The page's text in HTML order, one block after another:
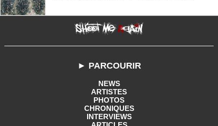
► PARCOURIR
NEWS
ARTISTES
PHOTOS
CHRONIQUES
INTERVIEWS